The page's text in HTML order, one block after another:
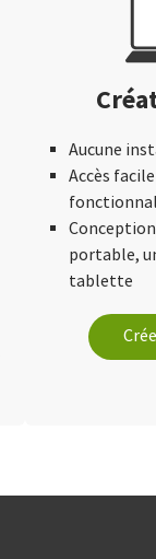
Aucune
Accès
portable,
tablette